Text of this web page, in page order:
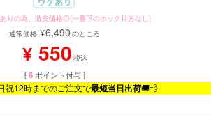
りの為、激安価格◎(一番下のホック片方なし)
通常価格 ¥6,490のところ
¥ 550 税込
[ 6 ポイント付与 ]
祝12時までのご注文で最短当日出荷🚚💨